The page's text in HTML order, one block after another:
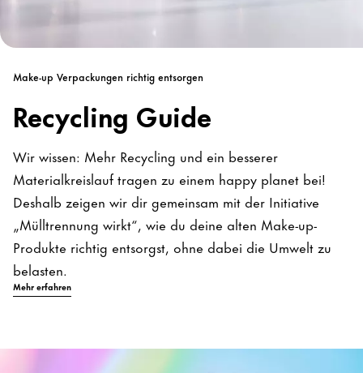
Make-up Verpackungen richtig entsorgen
Recycling Guide
Wir wissen: Mehr Recycling und ein besserer
Materialkreislauf tragen zu einem happy planet bei!
Deshalb zeigen wir dir gemeinsam mit der Initiative
„Mülltrennung wirkt“, wie du deine alten Make-up-
Produkte richtig entsorgst, ohne dabei die Umwelt zu
belasten.
Mehr erfahren